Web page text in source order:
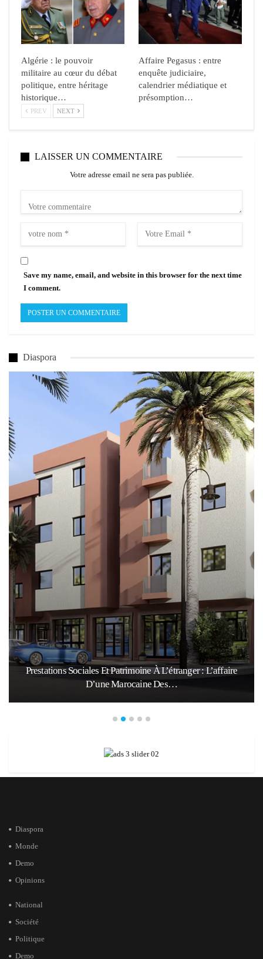
Algérie : le pouvoir
militaire au cœur du débat
politique, entre héritage
historique…
Affaire Pegasus : entre
enquête judiciaire,
calendrier médiatique et
présomption…
PREV NEXT
LAISSER UN COMMENTAIRE
Votre adresse email ne sera pas publiée.
Save my name, email, and website in this browser for the next time
I comment.
Diaspora
Prestations Sociales Et Patrimoine À L’étranger : L’affaire
D’une Marocaine Des…
Diaspora
Monde
Demo
Opinions
National
Société
Politique
Demo